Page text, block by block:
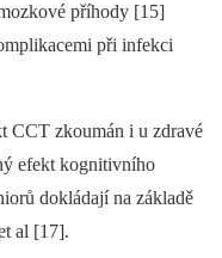
příhody [15]
při infekci
CCT zkoumán i u zdravé
efekt kognitivního
dokládají na základě
al [17].